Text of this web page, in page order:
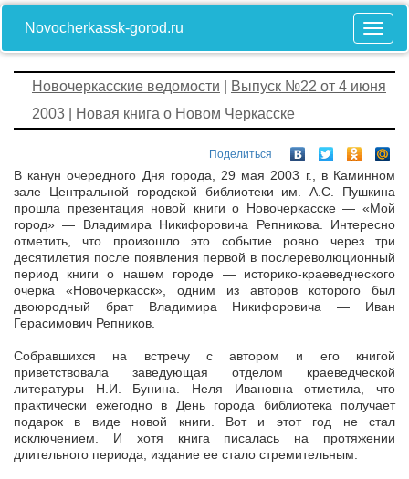
Novocherkassk-gorod.ru
Новочеркасские ведомости
Выпуск №22 от 4 июня
2003 | Новая книга о Новом Черкасске
Поделиться
В канун очередного Дня города, 29 мая 2003 г., в Каминном
зале Центральной городской библиотеки им. А.С. Пушкина
прошла презентация новой книги о Новочеркасске — «Мой
город» — Владимира Никифоровича Репникова. Интересно
отметить, что произошло это событие ровно через три
десятилетия после появления первой в послереволюционный
период книги о нашем городе — историко-краеведческого
очерка «Новочеркасск», одним из авторов которого был
двоюродный брат Владимира Никифоровича — Иван
Герасимович Репников.
Собравшихся на встречу с автором и его книгой
приветствовала заведующая отделом краеведческой
литературы Н.И. Бунина. Неля Ивановна отметила, что
практически ежегодно в День города библиотека получает
подарок в виде новой книги. Вот и этот год не стал
исключением. И хотя книга писалась на протяжении
длительного периода, издание ее стало стремительным.